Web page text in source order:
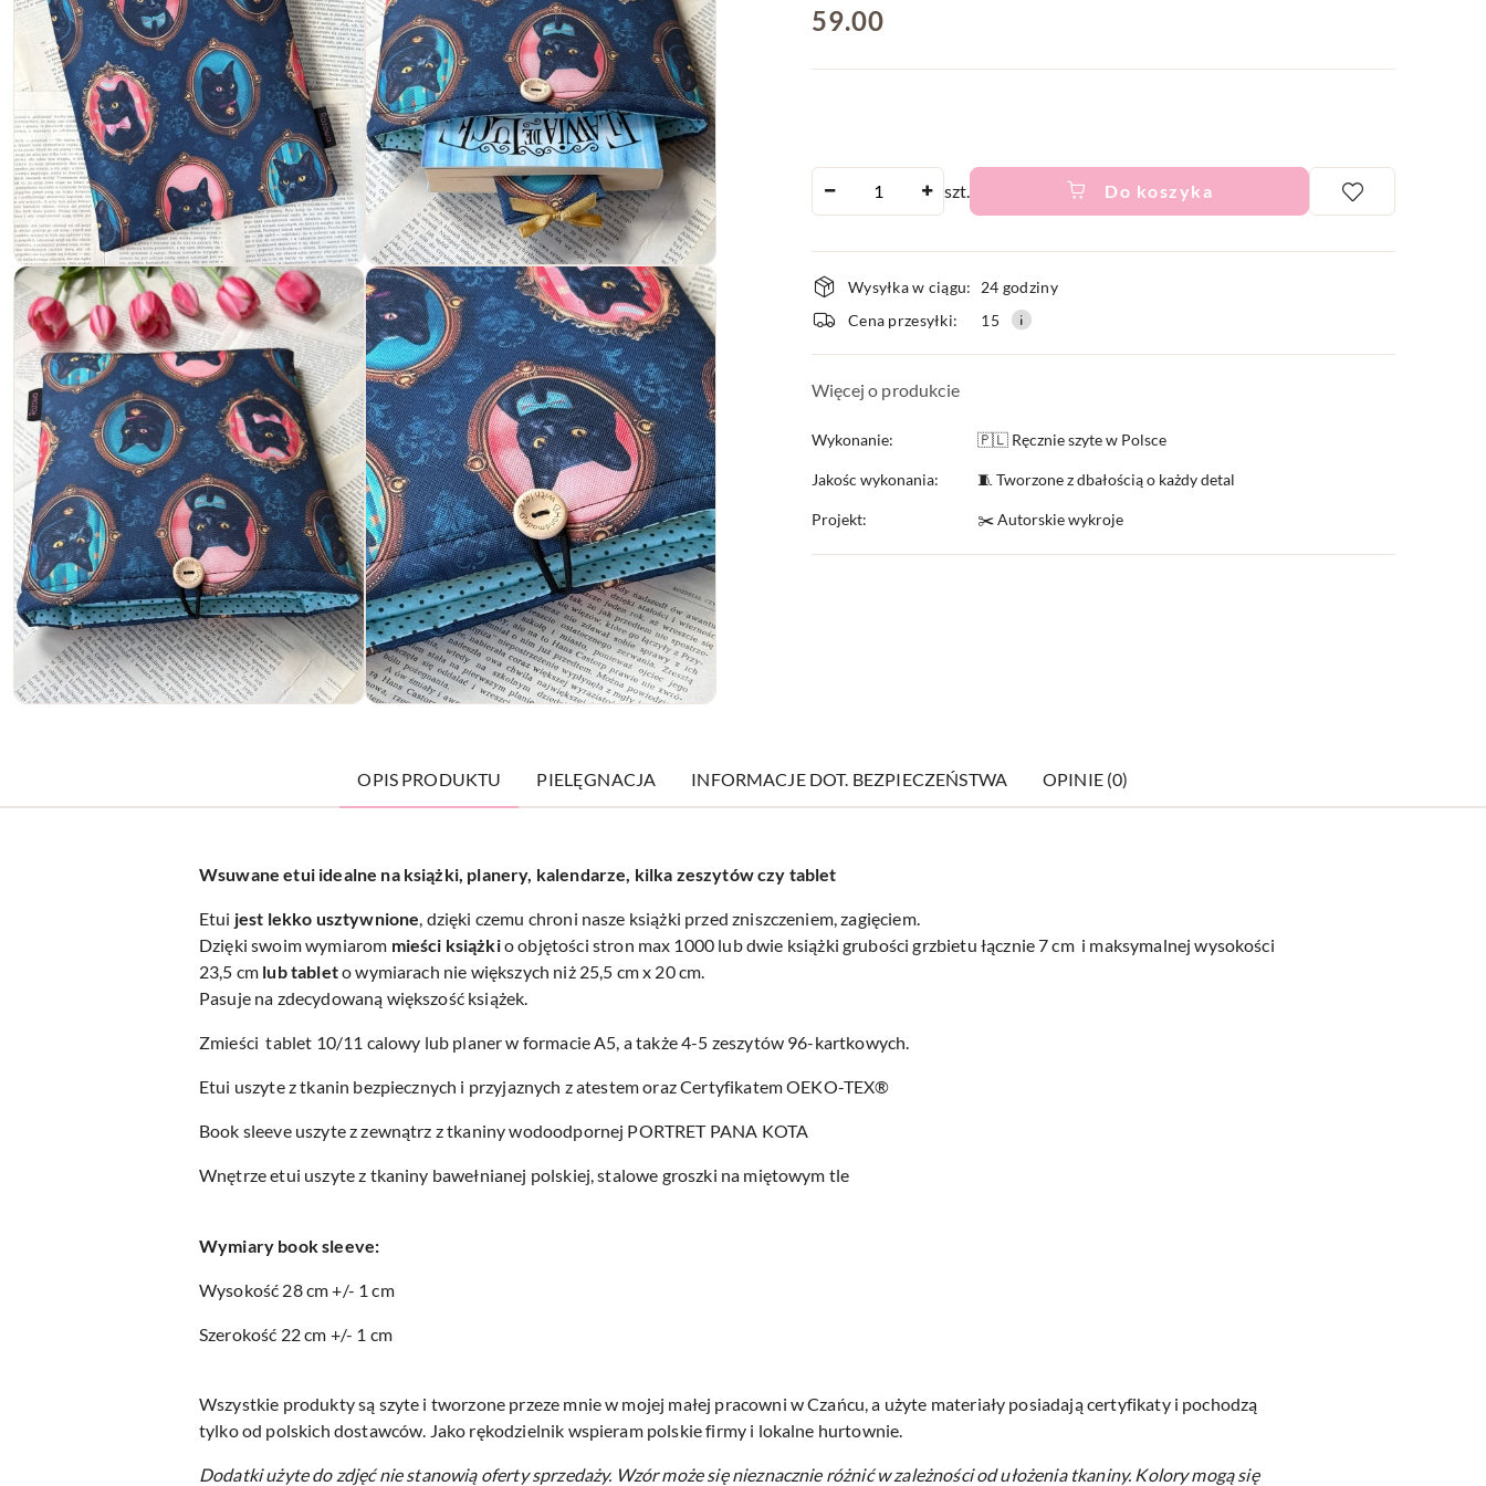
cena:
59.00
szt. Do koszyka
Dostępność
i
dostawa
Wysyłka w ciągu:
24 godziny
Cena przesyłki:
15
Więcej o produkcie
Wykonanie: 🇵🇱 Ręcznie szyte w Polsce
Jakośc wykonania: 🧵 Tworzone z dbałością o każdy detal
Projekt: ✂️ Autorskie wykroje
OPIS PRODUKTU PIELĘGNACJA INFORMACJE DOT. BEZPIECZEŃSTWA OPINIE (0)
Wsuwane etui idealne na książki, planery, kalendarze, kilka zeszytów czy tablet
Etui jest lekko usztywnione, dzięki czemu chroni nasze książki przed zniszczeniem, zagięciem.
Dzięki swoim wymiarom mieści książkio objętości stron max 1000 lub dwie książki grubości grzbietu łącznie 7 cm i maksymalnej wysokości
23,5 cm lub tableto wymiarach nie większych niż 25,5 cm x 20 cm.
Pasuje na zdecydowaną większość książek.
Zmieści tablet 10/11 calowy lub planer w formacie A5, a także 4-5 zeszytów 96-kartkowych.
Etui uszyte z tkanin bezpiecznych i przyjaznych z atestem oraz Certyfikatem OEKO-TEX®
Book sleeve uszyte z zewnątrz z tkaniny wodoodpornej PORTRET PANA KOTA
Wnętrze etui uszyte z tkaniny bawełnianej polskiej, stalowe groszki na miętowym tle
Wymiary book sleeve:
Wysokość 28 cm +/- 1 cm
Szerokość 22 cm +/- 1 cm
Wszystkie produkty są szyte i tworzone przeze mnie w mojej małej pracowni w Czańcu, a użyte materiały posiadają certyfikaty i pochodzą
tylko od polskich dostawców. Jako rękodzielnik wspieram polskie firmy i lokalne hurtownie.
Dodatki użyte do zdjęć nie stanowią oferty sprzedaży. Wzór może się nieznacznie różnić w zależności od ułożenia tkaniny. Kolory mogą się